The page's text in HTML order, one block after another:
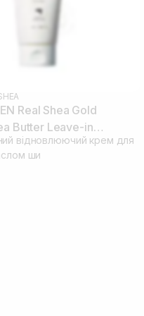
Real Shea Gold
Butter Leave-in
мл
відновлюючий крем для
ши